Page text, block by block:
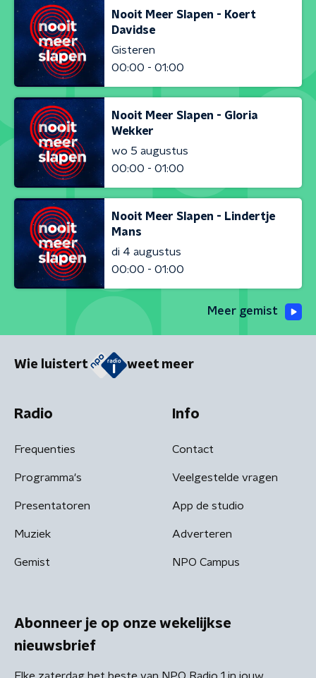
Nooit Meer Slapen - Koert
Davidse
Gisteren
00:00 - 01:00
Nooit Meer Slapen - Gloria
Wekker
wo 5 augustus
00:00 - 01:00
Nooit Meer Slapen - Lindertje
Mans
di 4 augustus
00:00 - 01:00
Meer gemist
Wie luistert weet meer
Radio
Frequenties
Programma's
Presentatoren
Muziek
Gemist
Info
Contact
Veelgestelde vragen
App de studio
Adverteren
NPO Campus
Abonneer je op onze wekelijkse
nieuwsbrief
Elke zaterdag het beste van NPO Radio 1 in jouw